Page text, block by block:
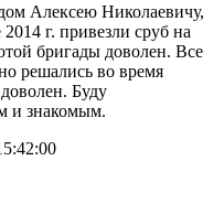
Алексею Николаевичу,
г. привезли сруб на
бригады доволен. Все
решались во время
Буду
и знакомым.